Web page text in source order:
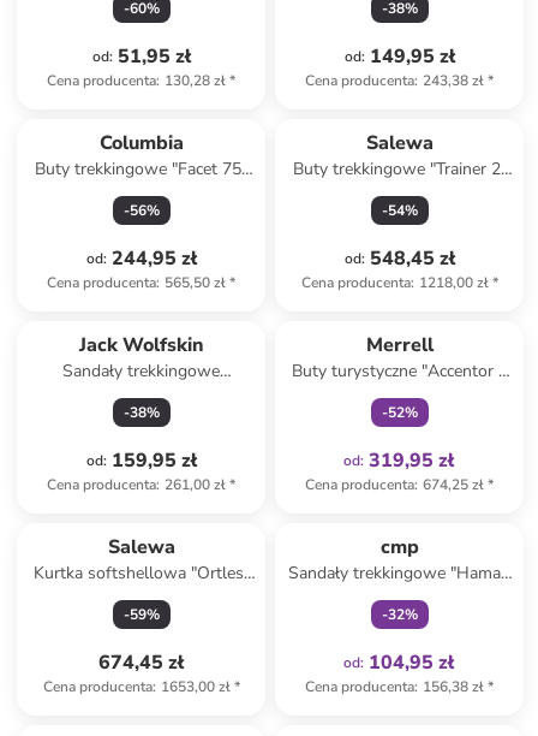
-60%
od: 51,95 zł
Cena producenta: 130,28 zł*
ciemnoszarym
-38%
od: 149,95 zł
Cena producenta: 243,38 zł*
Columbia
Buty trekkingowe "Facet 75"
w kolorze brązowym
-56%
od: 244,95 zł
Cena producenta: 565,50 zł*
Salewa
Buty trekkingowe "Trainer 2"
w kolorze czarnym
-54%
od: 548,45 zł
Cena producenta: 1218,00 zł*
Jack Wolfskin
Sandały trekkingowe
"Levente" w kolorze czarnym
-38%
od: 159,95 zł
Cena producenta: 261,00 zł*
Merrell
Buty turystyczne "Accentor 3
Sport" w kolorze fioletowo-
szaro-czarnym
-52%
od: 319,95 zł
Cena producenta: 674,25 zł*
Salewa
Kurtka softshellowa "Ortles"
w kolorze niebieskim
-59%
674,45 zł
Cena producenta: 1653,00 zł*
cmp
Sandały trekkingowe "Hamal"
w kolorze czarno-
jasnoróżowym
-32%
od: 104,95 zł
Cena producenta: 156,38 zł*